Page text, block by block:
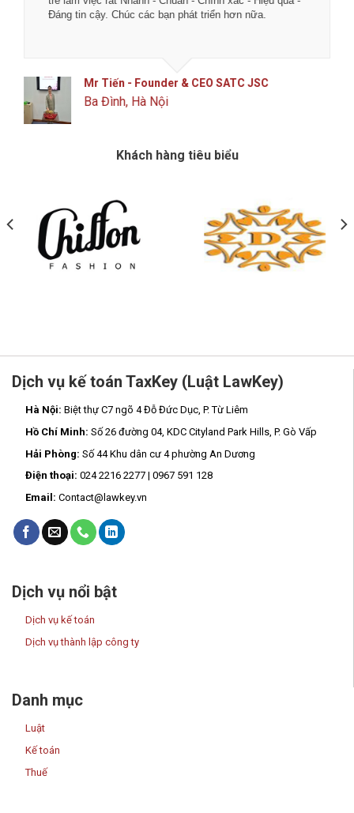
Đáng tin cậy. Chúc các bạn phát triển hơn nữa.
Mr Tiến - Founder & CEO SATC JSC
Ba Đình, Hà Nội
Khách hàng tiêu biểu
Dịch vụ kế toán TaxKey (Luật LawKey)
Hà Nội: Biệt thự C7 ngõ 4 Đỗ Đức Dục, P. Từ Liêm
Hồ Chí Minh: Số 26 đường 04, KDC Cityland Park Hills, P. Gò Vấp
Hải Phòng: Số 44 Khu dân cư 4 phường An Dương
Điện thoại: 024 2216 2277 | 0967 591 128
Email: Contact@lawkey.vn
Dịch vụ nổi bật
Dịch vụ kế toán
Dịch vụ thành lập công ty
Danh mục
Luật
Kế toán
Thuế